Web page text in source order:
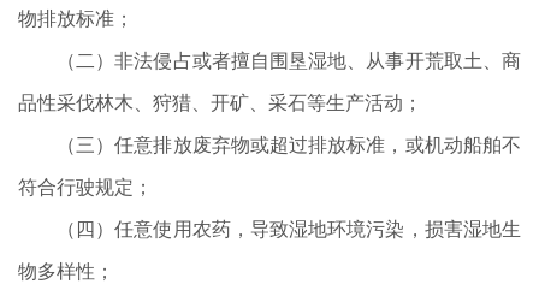
物排放标准；
（二）非法侵占或者擅自围垦湿地、从事开荒取土、商
品性采伐林木、狩猎、开矿、采石等生产活动；
（三）任意排放废弃物或超过排放标准，或机动船舶不
符合行驶规定；
（四）任意使用农药，导致湿地环境污染，损害湿地生
物多样性；